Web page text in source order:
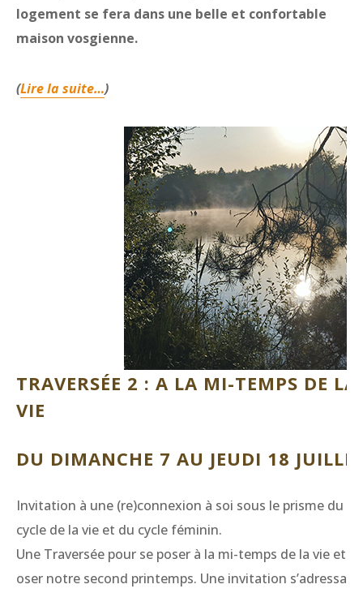
logement se fera dans une belle et confortable
maison vosgienne.
(Lire la suite…)
TRAVERSÉE 2 : A LA MI-TEMPS DE LA
VIE
DU DIMANCHE 7 AU JEUDI 18
Invitation à une (re)connexion à soi sous le prisme du
cycle de la vie et du cycle féminin.
Une Traversée pour se poser à la mi-temps de la vie et
oser notre second printemps. Une invitation s’adressant